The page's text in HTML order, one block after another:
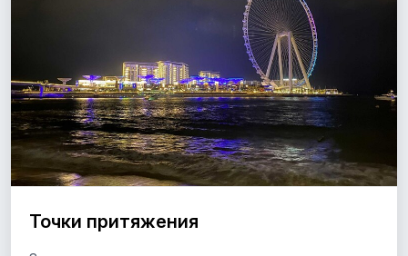
Точки притяжения